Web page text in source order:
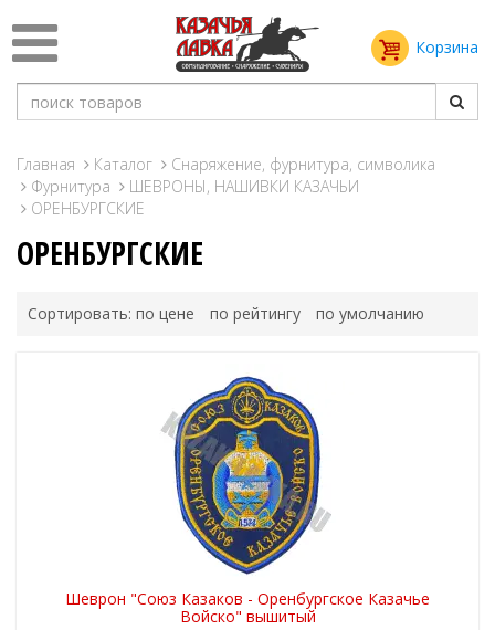
Корзина
Главная Каталог
Снаряжение, фурнитура, символика
Фурнитура
ШЕВРОНЫ, НАШИВКИ КАЗАЧЬИ
ОРЕНБУРГСКИЕ
ОРЕНБУРГСКИЕ
Сортировать: по цене по рейтингу по умолчанию
Шеврон "Союз Казаков - Оренбургское Казачье
Войско" вышитый